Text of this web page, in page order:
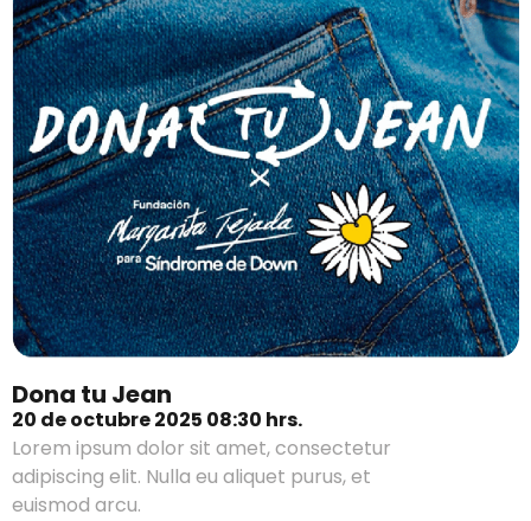
Dona tu Jean
20 de octubre 2025 08:30 hrs.
Lorem ipsum dolor sit amet, consectetur
adipiscing elit. Nulla eu aliquet purus, et
euismod arcu.